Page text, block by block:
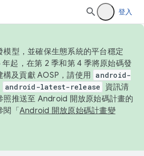
登入
模型，並確保生態系統的平台穩定
起，在第 2 季和第 4 季將原始碼發
及貢獻 AOSP，請使用 android-
android-latest-release
資訊清
照推送至 Android 開放原始碼計畫的
「 Android 開放原始碼計畫變